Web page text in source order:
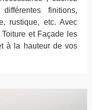
finitions,
rustique, etc. Avec
et Façade les
à la hauteur de vos